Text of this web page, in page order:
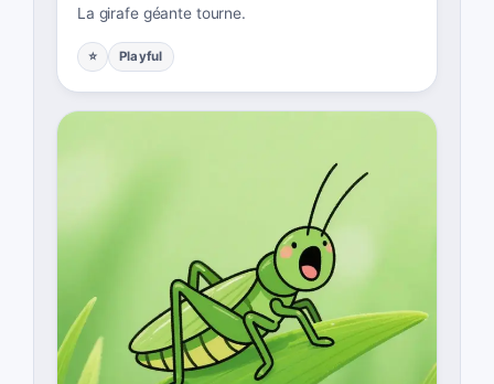
La girafe géante tourne.
⭐ Playful